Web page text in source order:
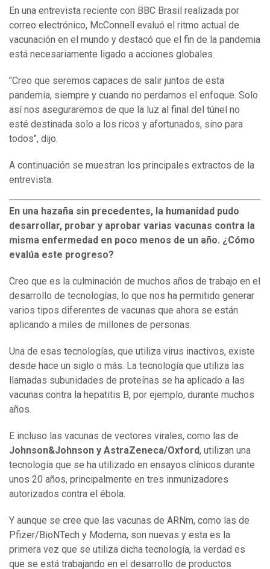
En una entrevista reciente con BBC Brasil realizada por
correo electrónico, McConnell evaluó el ritmo actual de
vacunación en el mundo y destacó que el fin de la pandemia
está necesariamente ligado a acciones globales.
"Creo que seremos capaces de salir juntos de esta
pandemia, siempre y cuando no perdamos el enfoque. Solo
así nos aseguraremos de que la luz al final del túnel no
esté destinada solo a los ricos y afortunados, sino para
todos", dijo.
A continuación se muestran los principales extractos de la
entrevista.
En una hazaña sin precedentes, la humanidad pudo
desarrollar, probar y aprobar varias vacunas contra la
misma enfermedad en poco menos de un año. ¿Cómo
evalúa este progreso?
Creo que es la culminación de muchos años de trabajo en el
desarrollo de tecnologías, lo que nos ha permitido generar
varios tipos diferentes de vacunas que ahora se están
aplicando a miles de millones de personas.
Una de esas tecnologías, que utiliza virus inactivos, existe
desde hace un siglo o más. La tecnología que utiliza las
llamadas subunidades de proteínas se ha aplicado a las
vacunas contra la hepatitis B, por ejemplo, durante muchos
años.
E incluso las vacunas de vectores virales, como las de
Johnson&Johnson y AstraZeneca/Oxford, utilizan una
tecnología que se ha utilizado en ensayos clínicos durante
unos 20 años, principalmente en tres inmunizadores
autorizados contra el ébola.
Y aunque se cree que las vacunas de ARNm, como las de
Pfizer/BioNTech y Moderna, son nuevas y esta es la
primera vez que se utiliza dicha tecnología, la verdad es
que se está trabajando en el desarrollo de productos